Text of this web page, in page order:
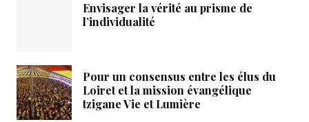
Envisager la vérité au prisme de
l’individualité
Pour un consensus entre les élus du
Loiret et la mission évangélique
tzigane Vie et Lumière